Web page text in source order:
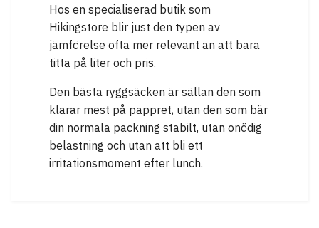
Hos en specialiserad butik som
Hikingstore blir just den typen av
jämförelse ofta mer relevant än att bara
titta på liter och pris.
Den bästa ryggsäcken är sällan den som
klarar mest på pappret, utan den som bär
din normala packning stabilt, utan onödig
belastning och utan att bli ett
irritationsmoment efter lunch.